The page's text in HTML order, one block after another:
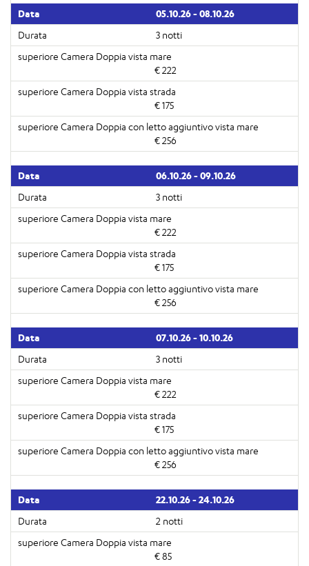
05.10.26 - 08.10.26
3 notti
€ 222
€ 175
€ 256
06.10.26 - 09.10.26
3 notti
€ 222
€ 175
€ 256
07.10.26 - 10.10.26
3 notti
€ 222
€ 175
€ 256
22.10.26 - 24.10.26
2 notti
€ 85